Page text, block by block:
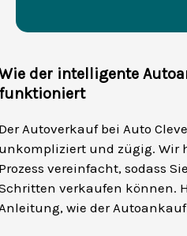
der intelligente
Autoverkauf bei Auto
und zügig. Wir
vereinfacht, sodass
verkaufen können.
wie der